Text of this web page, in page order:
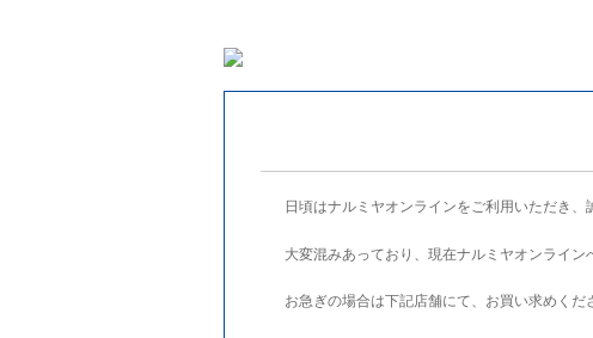
日頃はナルミヤオンラインをご利用いただき、
大変混みあっており、現在ナルミヤオンライン
お急ぎの場合は下記店舗にて、お買い求めくだ